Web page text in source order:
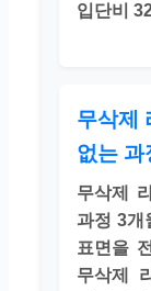
입단비
무삭제
없는 과
무삭제
과정 3개
표면을
무삭제